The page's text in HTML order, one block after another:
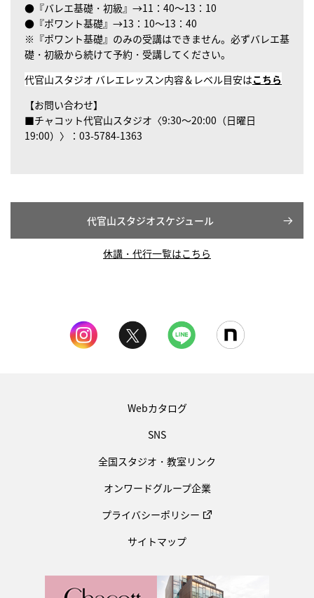
●『バレエ基礎・初級』→11：40～13：10
●『ポワント基礎』→13：10～13：40
※『ポワント基礎』のみの受講はできません。必ずバレエ基
礎・初級から続けて予約・受講してください。
代官山スタジオ バレエレッスン内容＆レベル目安はこちら
【お問い合わせ】
■チャコット代官山スタジオ〈9:30～20:00（日曜日
19:00）〉：03-5784-1363
代官山スタジオスケジュール
休講・代行一覧はこちら
Webカタログ
SNS
全国スタジオ・教室リンク
オンワードグループ企業
プライバシーポリシー
サイトマップ